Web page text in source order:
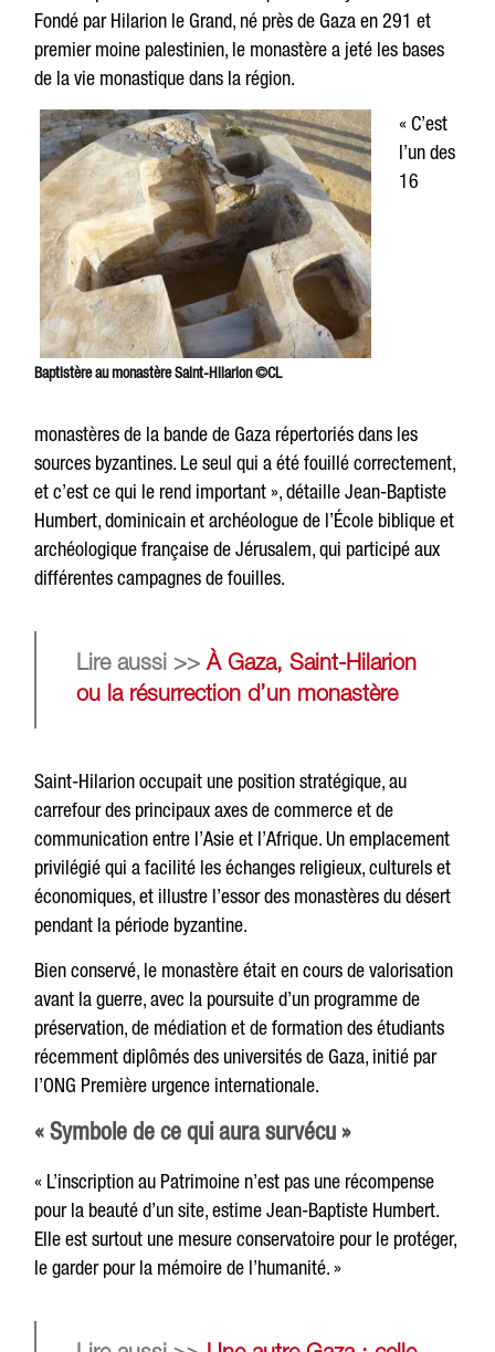
Fondé par Hilarion le Grand, né près de Gaza en 291 et
premier moine palestinien, le monastère a jeté les bases
de la vie monastique dans la région.
Baptistère au monastère Saint-Hilarion ©CL
« C’est
l’un des
16
monastères de la bande de Gaza répertoriés dans les
sources byzantines. Le seul qui a été fouillé correctement,
et c’est ce qui le rend important », détaille Jean-Baptiste
Humbert, dominicain et archéologue de l’École biblique et
archéologique française de Jérusalem, qui participé aux
différentes campagnes de fouilles.
Lire aussi >>À Gaza, Saint-Hilarion
ou la résurrection d’un monastère
Saint-Hilarion occupait une position stratégique, au
carrefour des principaux axes de commerce et de
communication entre l’Asie et l’Afrique. Un emplacement
privilégié qui a facilité les échanges religieux, culturels et
économiques, et illustre l’essor des monastères du désert
pendant la période byzantine.
Bien conservé, le monastère était en cours de valorisation
avant la guerre, avec la poursuite d’un programme de
préservation, de médiation et de formation des étudiants
récemment diplômés des universités de Gaza, initié par
l’ONG Première urgence internationale.
« Symbole de ce qui aura survécu »
« L’inscription au Patrimoine n’est pas une récompense
pour la beauté d’un site, estime Jean-Baptiste Humbert.
Elle est surtout une mesure conservatoire pour le protéger,
le garder pour la mémoire de l’humanité. »